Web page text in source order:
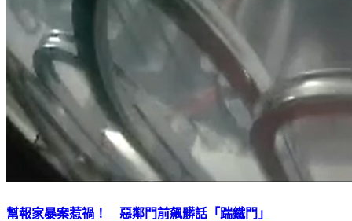
幫報家暴案惹禍！ 惡鄰門前飆髒話「踹鐵門」